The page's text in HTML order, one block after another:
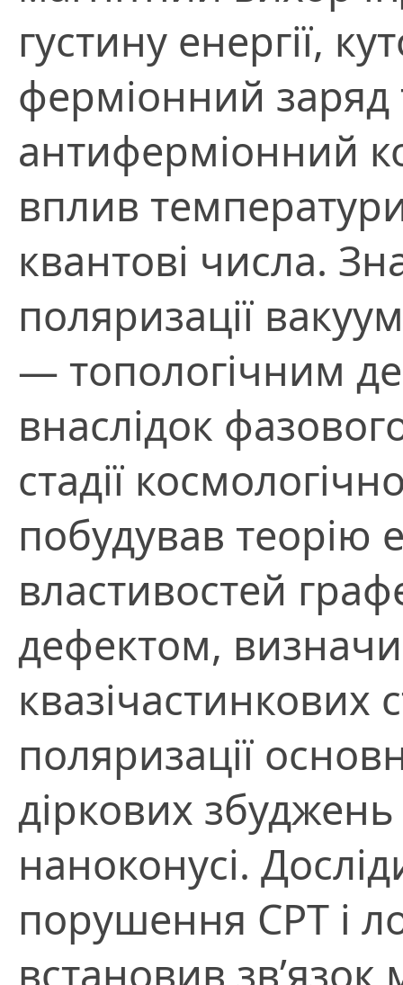
густину енергії,
ферміонний заряд
антиферміонний
вплив
квантові числа.
поляризації
— топологічним
внаслідок
стадії
побудував теорію
властивостей
дефектом,
квазічастинкових
поляризації
діркових
наноконусі.
порушення СРТ і
встановив